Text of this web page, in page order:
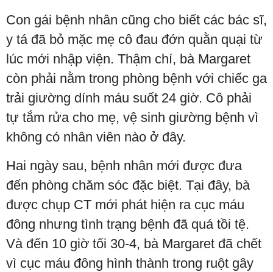
Con gái bệnh nhân cũng cho biết các bác sĩ,
y tá đã bỏ mặc mẹ cô đau đớn quằn quại từ
lúc mới nhập viện. Thậm chí, bà Margaret
còn phải nằm trong phòng bệnh với chiếc ga
trải giường dính máu suốt 24 giờ. Cô phải
tự tắm rửa cho mẹ, vệ sinh giường bệnh vì
không có nhân viên nào ở đây.
Hai ngày sau, bệnh nhân mới được đưa
đến phòng chăm sóc đặc biệt. Tại đây, bà
được chụp CT mới phát hiện ra cục máu
đông nhưng tình trạng bệnh đã quá tồi tệ.
Và đến 10 giờ tối 30-4, bà Margaret đã chết
vì cục máu đông hình thành trong ruột gây